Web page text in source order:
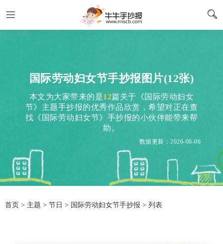
国际劳动妇女节手抄报图片(12张)
本文为大家带来的是12篇关于《国际劳动妇女
节》主题手抄报的优秀作品欣赏，希望对正在查
找《国际劳动妇女节》手抄报的小伙伴能带来帮
助。
数据更新：2026-08-06
首页 > 主题 > 节日 > 国际劳动妇女节手抄报 > 列表